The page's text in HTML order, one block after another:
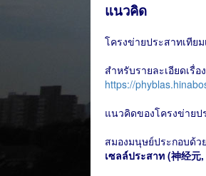
แนวคิด
โครงข่ายประสาทเทีย
สำหรับรายละเอียดเรื่
https://
แนวคิดของโครงข่ายป
สมองมนุษย์ประกอบด้
เซลล์ประสาท (神经元